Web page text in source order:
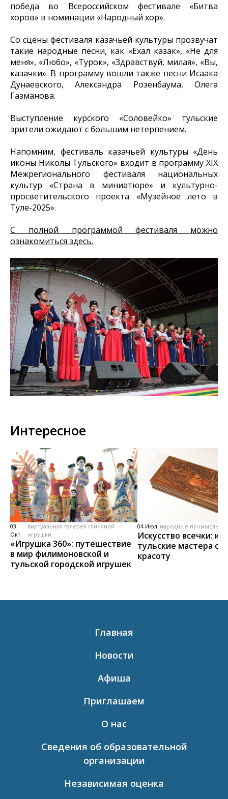
победа во Всероссийском фестивале «Битва
хоров» в номинации «Народный хор».
Со сцены фестиваля казачьей культуры прозвучат
такие народные песни, как «Ехал казак», «Не для
меня», «Любо», «Турок», «Здравствуй, милая», «Вы,
казачки». В программу вошли также песни Исаака
Дунаевского, Александра Розенбаума, Олега
Газманова.
Выступление курского «Соловейко» тульские
зрители ожидают с большим нетерпением.
Напомним, фестиваль казачьей культуры «День
иконы Николы Тульского» входит в программу XIX
Межрегионального фестиваля национальных
культур «Страна в миниатюре» и культурно-
просветительского проекта «Музейное лето в
Туле-2025».
С полной программой фестиваля можно
ознакомиться здесь.
Интересное
03
Окт
виртуальная галерея глиняной
игрушки
«Игрушка 360»: путешествие
в мир филимоновской и
тульской городской игрушек
04 Июл народные промыслы,
Искусство всечки: как
тульские мастера
красоту
Главная
Новости
Афиша
Приглашаем
О нас
Сведения об образовательной
организации
Независимая оценка